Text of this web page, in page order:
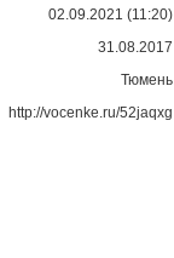
02.09.2021 (11:20)
31.08.2017
Тюмень
http://vocenke.ru/52jaqxg